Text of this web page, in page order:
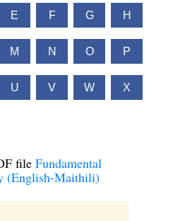
E F G H
M N O P
U V W X
file Fundamental
(English-Maithili)